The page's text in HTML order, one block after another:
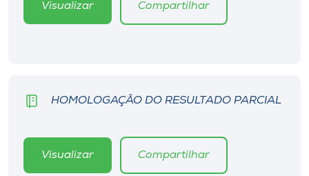
Visualizar Compartilhar
HOMOLOGAÇÃO DO RESULTADO PARCIAL
Visualizar Compartilhar